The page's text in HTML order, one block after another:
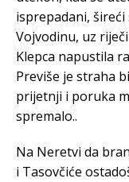
isprepadani,
Vojvodinu, uz
Klepca napustila
Previše je straha
prijetnji i poruka
spremalo..
Na Neretvi da
i Tasovčiće